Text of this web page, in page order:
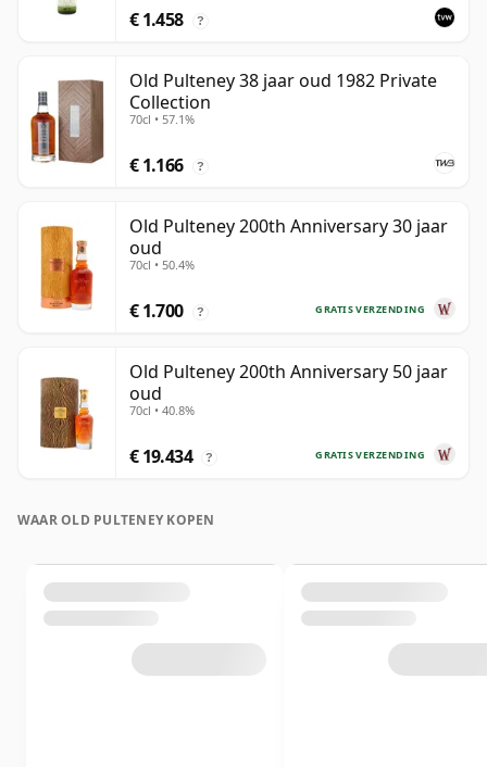
€ 1.458 ?
Old Pulteney 38 jaar oud 1982 Private
Collection
70cl • 57.1%
€ 1.166 ?
Old Pulteney 200th Anniversary 30 jaar
oud
70cl • 50.4%
GRATIS VERZENDING
€ 1.700 ?
Old Pulteney 200th Anniversary 50 jaar
oud
70cl • 40.8%
GRATIS VERZENDING
€ 19.434 ?
WAAR OLD PULTENEY KOPEN